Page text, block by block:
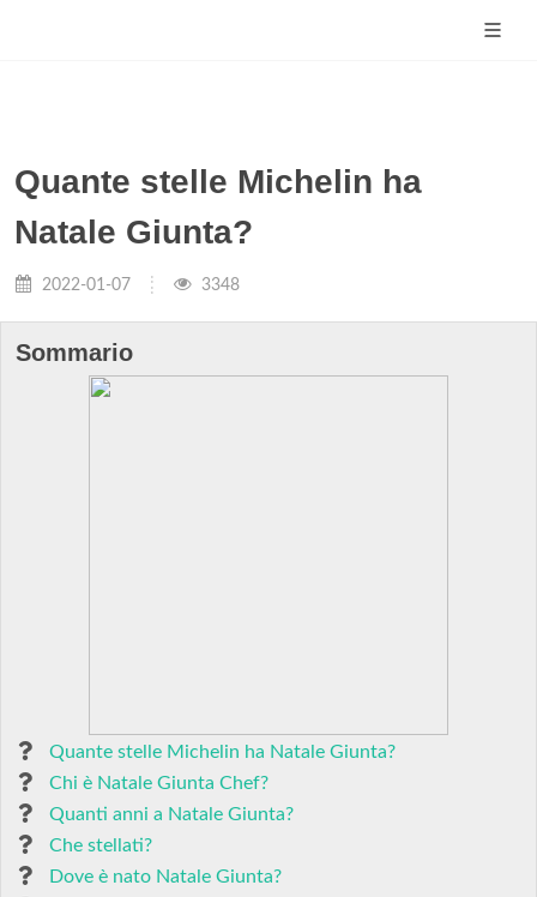
Quante stelle Michelin ha
Natale Giunta?
2022-01-07 3348
Sommario
Quante stelle Michelin ha Natale Giunta?
Chi è Natale Giunta Chef?
Quanti anni a Natale Giunta?
Che stellati?
Dove è nato Natale Giunta?